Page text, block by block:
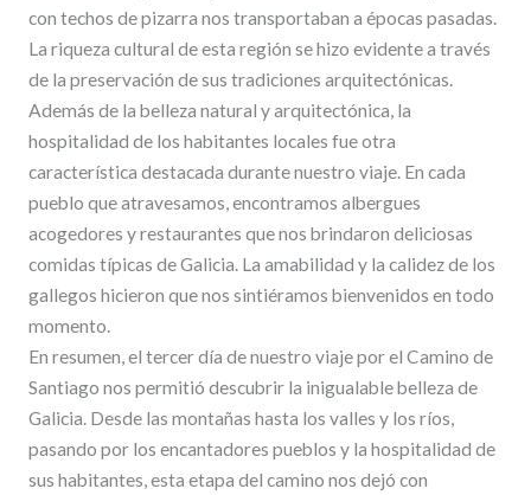
con techos de pizarra nos transportaban a épocas pasadas.
La riqueza cultural de esta región se hizo evidente a través
de la preservación de sus tradiciones arquitectónicas.
Además de la belleza natural y arquitectónica, la
hospitalidad de los habitantes locales fue otra
característica destacada durante nuestro viaje. En cada
pueblo que atravesamos, encontramos albergues
acogedores y restaurantes que nos brindaron deliciosas
comidas típicas de Galicia. La amabilidad y la calidez de los
gallegos hicieron que nos sintiéramos bienvenidos en todo
momento.
En resumen, el tercer día de nuestro viaje por el Camino de
Santiago nos permitió descubrir la inigualable belleza de
Galicia. Desde las montañas hasta los valles y los ríos,
pasando por los encantadores pueblos y la hospitalidad de
sus habitantes, esta etapa del camino nos dejó con